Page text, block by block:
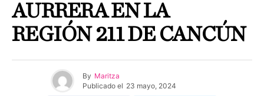
AURRERA EN LA
REGIÓN 211 DE CANCÚN
By Maritza
Publicado el 23 mayo, 2024